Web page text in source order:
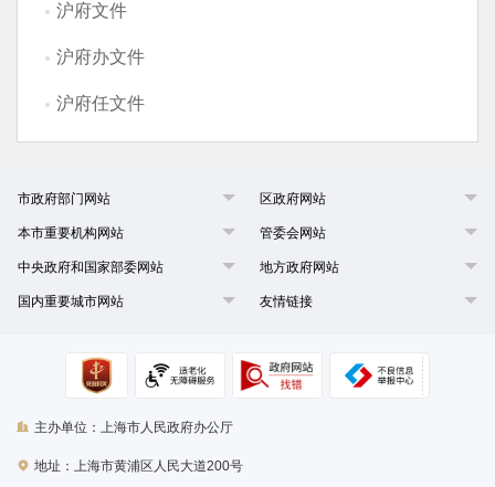
沪府文件
沪府办文件
沪府任文件
市政府部门网站 区政府网站
本市重要机构网站 管委会网站
中央政府和国家部委网站 地方政府网站
国内重要城市网站 友情链接
主办单位：上海市人民政府办公厅
地址：上海市黄浦区人民大道200号